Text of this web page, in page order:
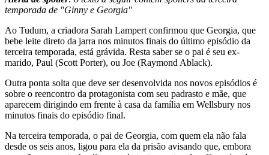
temporada de "Ginny e Georgia"
Ao Tudum, a criadora Sarah Lampert confirmou que Georgia, que
bebe leite direto da jarra nos minutos finais do último episódio da
terceira temporada, está grávida. Resta saber se o pai é seu ex-
marido, Paul (Scott Porter), ou Joe (Raymond Ablack).
Outra ponta solta que deve ser desenvolvida nos novos episódios é
sobre o reencontro da protagonista com seu padrasto e mãe, que
aparecem dirigindo em frente à casa da família em Wellsbury nos
minutos finais do episódio final.
Na terceira temporada, o pai de Georgia, com quem ela não fala
desde os seis anos, ligou para ela da prisão avisando que, embora